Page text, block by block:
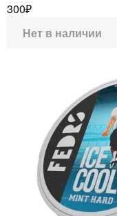
300₽
Нет в наличии